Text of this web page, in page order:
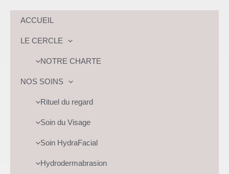
ACCUEIL
LE CERCLE
NOTRE CHARTE
NOS SOINS
Rituel du regard
Soin du Visage
Soin HydraFacial
Hydrodermabrasion